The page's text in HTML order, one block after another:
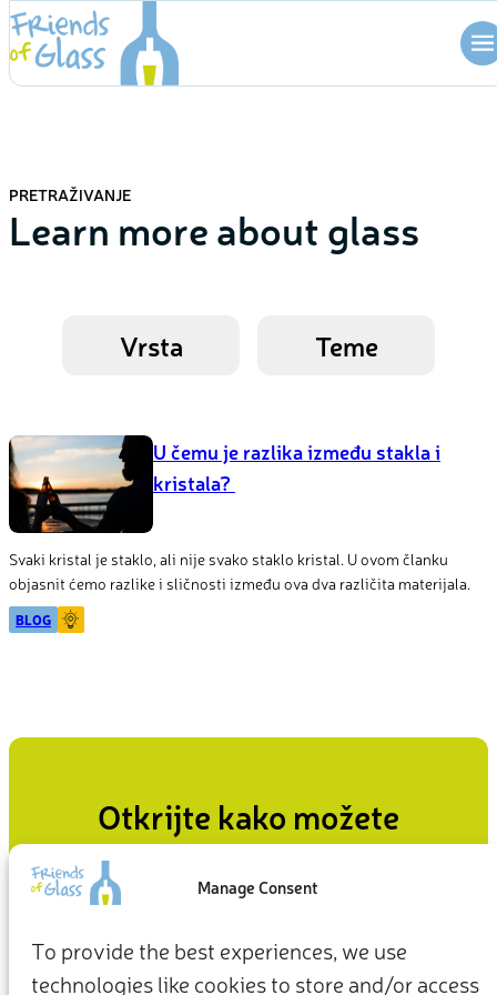
Manage Consent
To provide the best experiences, we use
technologies like cookies to store and/or access
Skip
to
content
PRETRAŽIVANJE
Learn more about glass
Vrsta Teme
U čemu je razlika između stakla i
kristala?
Svaki kristal je staklo, ali nije svako staklo kristal. U ovom članku
objasnit ćemo razlike i sličnosti između ova dva različita materijala.
BLOG
Otkrijte kako možete
planetu, naši svakodnevni izbori mogu biti početna točka za
održiviju budućnost.